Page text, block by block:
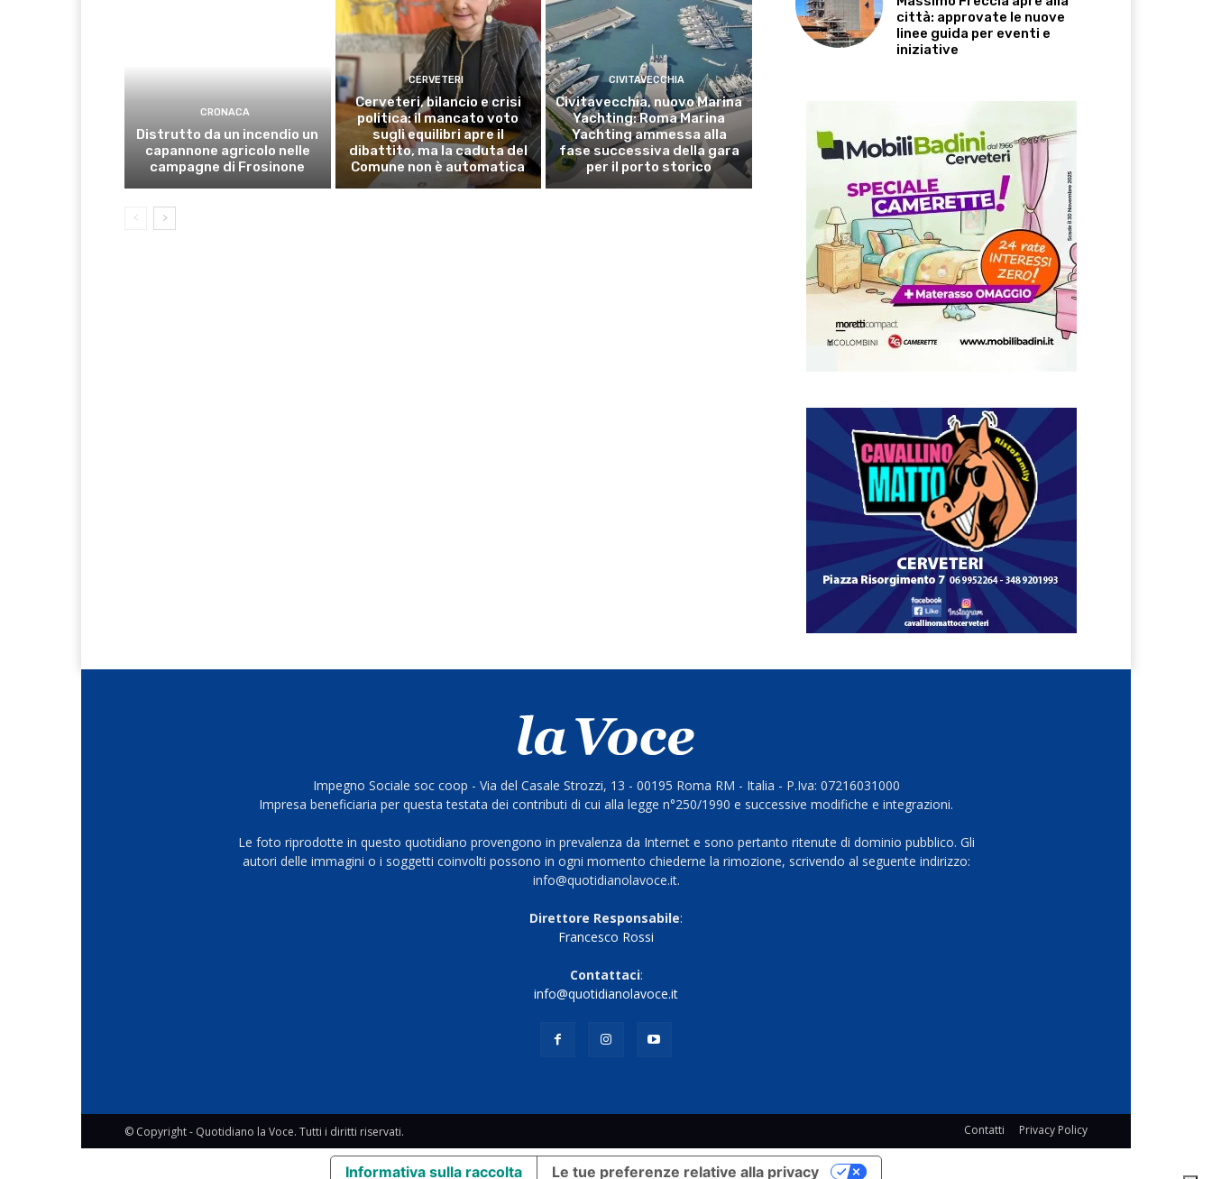
CRONACA
Distrutto da un incendio un
capannone agricolo nelle
campagne di Frosinone
CERVETERI
Cerveteri, bilancio e crisi
politica: il mancato voto
sugli equilibri apre il
dibattito, ma la caduta del
Comune non è automatica
CIVITAVECCHIA
Civitavecchia, nuovo Marina
Yachting: Roma Marina
Yachting ammessa alla
fase successiva della gara
per il porto storico
città: approvate le nuove
linee guida per eventi e
iniziative
Impegno Sociale soc coop - Via del Casale Strozzi, 13 - 00195 Roma RM - Italia - P.Iva: 07216031000
Impresa beneficiaria per questa testata dei contributi di cui alla legge n°250/1990 e successive modifiche e integrazioni.
Le foto riprodotte in questo quotidiano provengono in prevalenza da Internet e sono pertanto ritenute di dominio pubblico. Gli
autori delle immagini o i soggetti coinvolti possono in ogni momento chiederne la rimozione, scrivendo al seguente indirizzo:
info@quotidianolavoce.it.
Direttore Responsabile:
Francesco Rossi
Contattaci:
info@quotidianolavoce.it
© Copyright - Quotidiano la Voce. Tutti i diritti riservati. Contatti Privacy Policy
Informativa sulla raccolta Le tue preferenze relative alla privacy